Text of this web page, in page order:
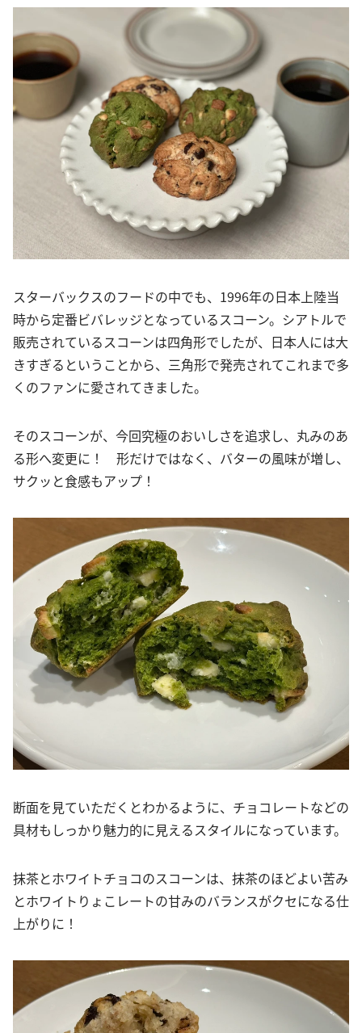
スターバックスのフードの中でも、1996年の日本上陸当
時から定番ビバレッジとなっているスコーン。シアトルで
販売されているスコーンは四角形でしたが、日本人には大
きすぎるということから、三角形で発売されてこれまで多
くのファンに愛されてきました。
そのスコーンが、今回究極のおいしさを追求し、丸みのあ
る形へ変更に！ 形だけではなく、バターの風味が増し、
サクッと食感もアップ！
断面を見ていただくとわかるように、チョコレートなどの
具材もしっかり魅力的に見えるスタイルになっています。
抹茶とホワイトチョコのスコーンは、抹茶のほどよい苦み
とホワイトりょこレートの甘みのバランスがクセになる仕
上がりに！